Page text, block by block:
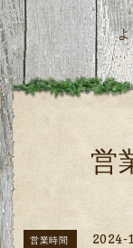
よ
営
営業時間 2024-